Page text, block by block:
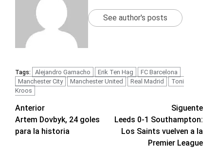
See author's posts
Tags: Alejandro Garnacho Erik Ten Hag
FC Barcelona
Manchester City
Manchester United Real Madrid
Toni
Kroos
Navegación
de
Anterior
Artem Dovbyk, 24 goles
para la historia
Siguente
Leeds 0-1 Southampton:
Los Saints vuelven a la
Premier League